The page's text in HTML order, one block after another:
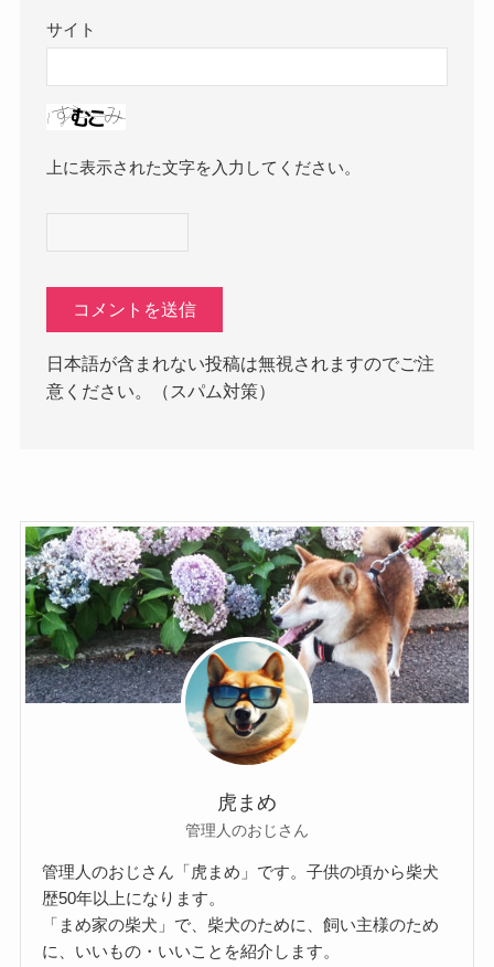
サイト
上に表示された文字を入力してください。
日本語が含まれない投稿は無視されますのでご注
意ください。（スパム対策）
虎まめ
管理人のおじさん
管理人のおじさん「虎まめ」です。子供の頃から柴犬
歴50年以上になります。
「まめ家の柴犬」で、柴犬のために、飼い主様のため
に、いいもの・いいことを紹介します。